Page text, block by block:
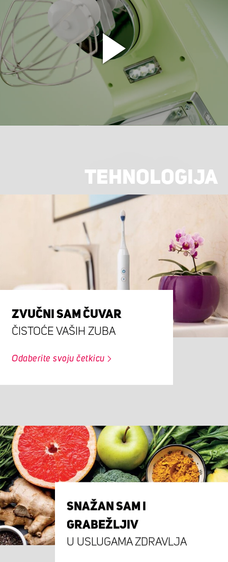
TEHNOLOGIJA
ZVUČNI SAM ČUVAR
ČISTOĆE VAŠIH ZUBA
Odaberite svoju četkicu
SNAŽAN SAM I
GRABEŽLJIV
U USLUGAMA ZDRAVLJA